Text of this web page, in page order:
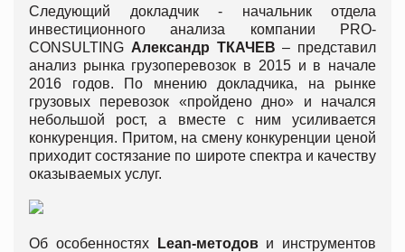
Следующий докладчик - начальник отдела
инвестиционного анализа компании PRO-
CONSULTING Александр ТКАЧЕВ– представил
анализ рынка грузоперевозок в 2015 и в начале
2016 годов. По мнению докладчика, на рынке
грузовых перевозок «пройдено дно» и начался
небольшой рост, а вместе с ним усиливается
конкуренция. Притом, на смену конкуренции ценой
приходит состязание по широте спектра и качеству
оказываемых услуг.
Об особенностях Lean-методови инструментов